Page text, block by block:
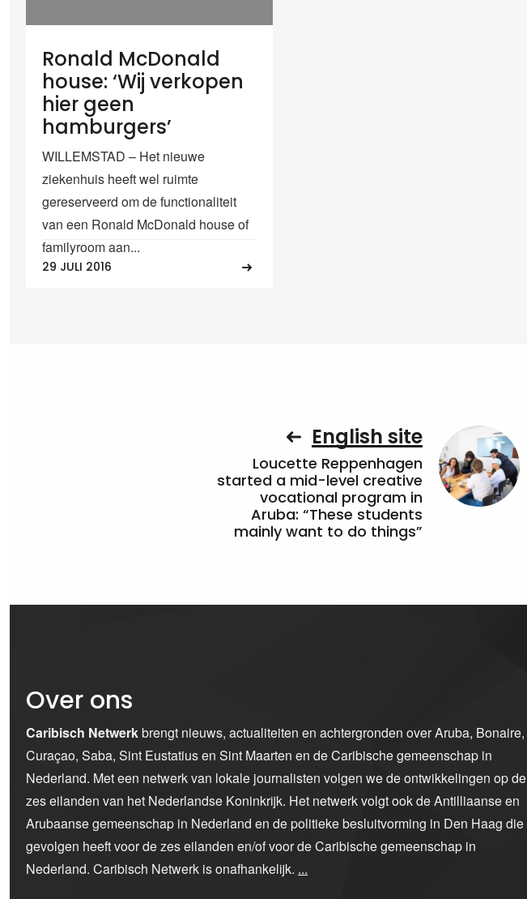
Ronald McDonald
house: ‘Wij verkopen
hier geen
hamburgers’
WILLEMSTAD – Het nieuwe
ziekenhuis heeft wel ruimte
gereserveerd om de functionaliteit
van een Ronald McDonald house of
familyroom aan...
29 JULI 2016
English site
Loucette Reppenhagen
started a mid-level creative
vocational program in
Aruba: “These students
mainly want to do things”
Over ons
Caribisch Netwerkbrengt nieuws, actualiteiten en achtergronden over Aruba, Bonaire,
Curaçao, Saba, Sint Eustatius en Sint Maarten en de Caribische gemeenschap in
Nederland. Met een netwerk van lokale journalisten volgen we de ontwikkelingen op de
zes eilanden van het Nederlandse Koninkrijk. Het netwerk volgt ook de Antilliaanse en
Arubaanse gemeenschap in Nederland en de politieke besluitvorming in Den Haag die
gevolgen heeft voor de zes eilanden en/of voor de Caribische gemeenschap in
Nederland. Caribisch Netwerk is onafhankelijk. ...